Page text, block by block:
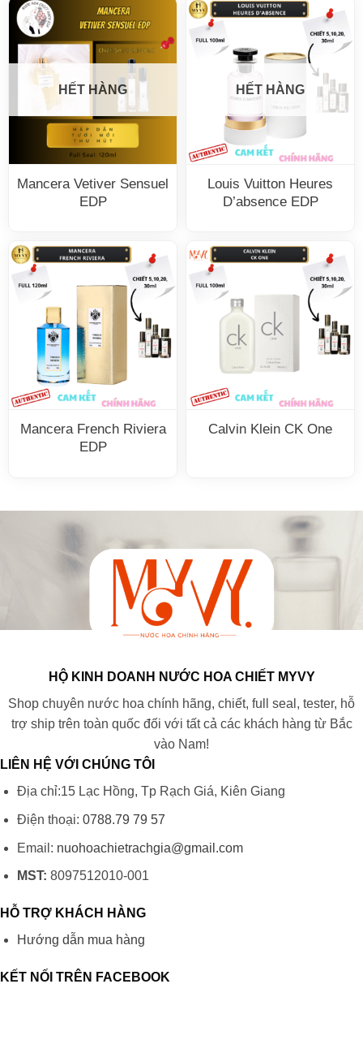
HẾT HÀNG
Mancera Vetiver Sensuel
EDP
HẾT HÀNG
Louis Vuitton Heures
D’absence EDP
Mancera French Riviera
EDP
Calvin Klein CK One
HỘ KINH DOANH NƯỚC HOA CHIẾT MYVY
Shop chuyên nước hoa chính hãng, chiết, full seal, tester, hỗ
trợ ship trên toàn quốc đối với tất cả các khách hàng từ Bắc
vào Nam!
LIÊN HỆ VỚI CHÚNG TÔI
Địa chỉ:15 Lạc Hồng, Tp Rạch Giá, Kiên Giang
Điện thoại: 0788.79 79 57
Email: nuohoachietrachgia@gmail.com
MST: 8097512010-001
HỖ TRỢ KHÁCH HÀNG
Hướng dẫn mua hàng
KẾT NỐI TRÊN FACEBOOK